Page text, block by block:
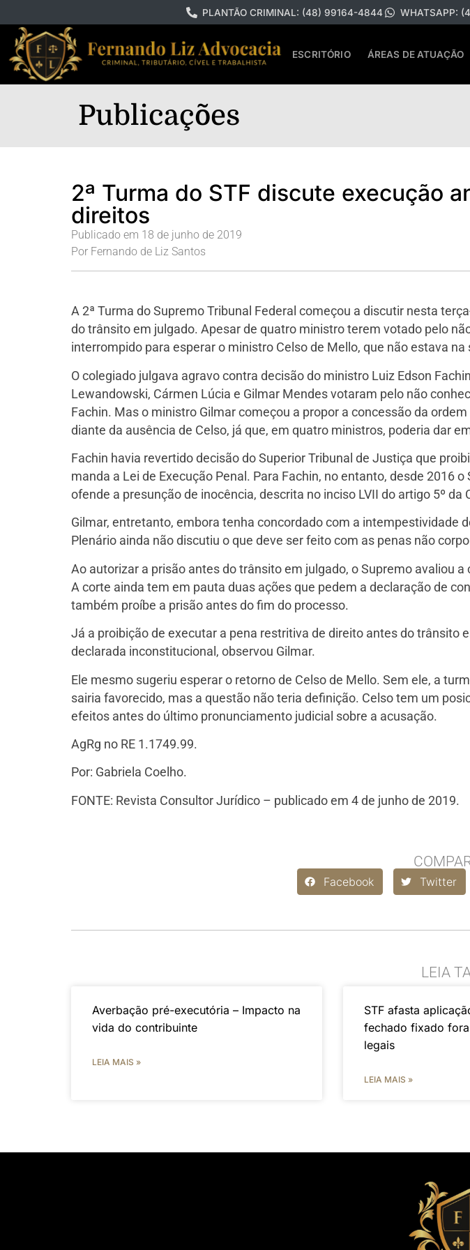
PLANTÃO CRIMINAL: (48) 99164-4844 WHATSAPP:
ESCRITÓRIO ÁREAS DE ATUAÇÃO
Publicações
2ª Turma do STF discute execução
direitos
Publicado em 18 de junho de 2019
Por Fernando de Liz Santos
A 2ª Turma do Supremo Tribunal Federal começou a discutir nesta
do trânsito em julgado. Apesar de quatro ministro terem votado pelo
interrompido para esperar o ministro Celso de Mello, que não estava
O colegiado julgava agravo contra decisão do ministro Luiz Edson
Lewandowski, Cármen Lúcia e Gilmar Mendes votaram pelo não
Fachin. Mas o ministro Gilmar começou a propor a concessão da
diante da ausência de Celso, já que, em quatro ministros, poderia dar
Fachin havia revertido decisão do Superior Tribunal de Justiça que
manda a Lei de Execução Penal. Para Fachin, no entanto, desde
ofende a presunção de inocência, descrita no inciso LVII do artigo 5º da
Gilmar, entretanto, embora tenha concordado com a intempestividade
Plenário ainda não discutiu o que deve ser feito com as penas não
Ao autorizar a prisão antes do trânsito em julgado, o Supremo avaliou
A corte ainda tem em pauta duas ações que pedem a declaração de
também proíbe a prisão antes do fim do processo.
Já a proibição de executar a pena restritiva de direito antes do trânsito
declarada inconstitucional, observou Gilmar.
Ele mesmo sugeriu esperar o retorno de Celso de Mello. Sem ele, a
sairia favorecido, mas a questão não teria definição. Celso tem um
efeitos antes do último pronunciamento judicial sobre a acusação.
AgRg no RE 1.1749.99.
Por: Gabriela Coelho.
FONTE: Revista Consultor Jurídico – publicado em 4 de junho de 2019.
Facebook Twitter
LEIA
Averbação pré-executória – Impacto na
vida do contribuinte
LEIA MAIS »
STF afasta
fechado fixado
legais
LEIA MAIS »